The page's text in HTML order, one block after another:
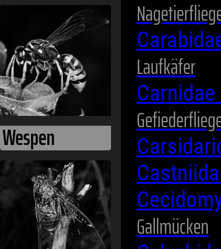
Wespen
Zikaden
Laufkäfer
Carnidae
Gallmücken